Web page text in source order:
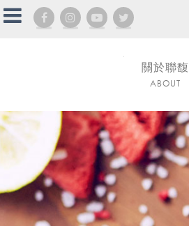
關於聯馥
ABOUT